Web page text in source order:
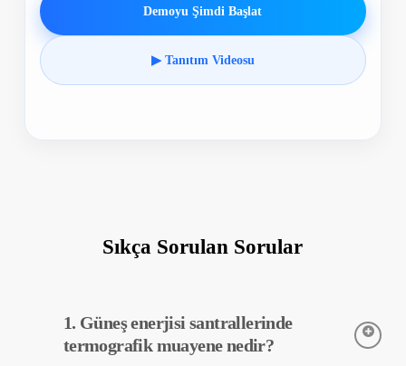
Demoyu Şimdi Başlat
▶ Tanıtım Videosu
Sıkça Sorulan Sorular
1. Güneş enerjisi santrallerinde
termografik muayene nedir?